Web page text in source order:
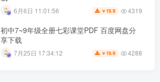
6月6日 11:01:56 ￥ 19.9 4319
初中7~9年级全册七彩课堂PDF 百度网盘分
享下载
7月25日 17:34:12 ￥ 19.9 4288